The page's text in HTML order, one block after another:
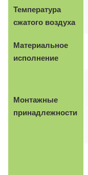
Температура
сжатого воздуха
Материальное
исполнение
Монтажные
принадлежности